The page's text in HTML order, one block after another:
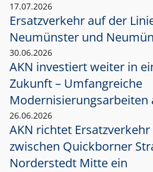
17.07.2026
Ersatzverkehr auf der
Neumünster und
30.06.2026
AKN investiert weiter in
Zukunft – Umfangreiche
Modernisierungsarbeiten
26.06.2026
AKN richtet
zwischen Quickborner
Norderstedt Mitte ein